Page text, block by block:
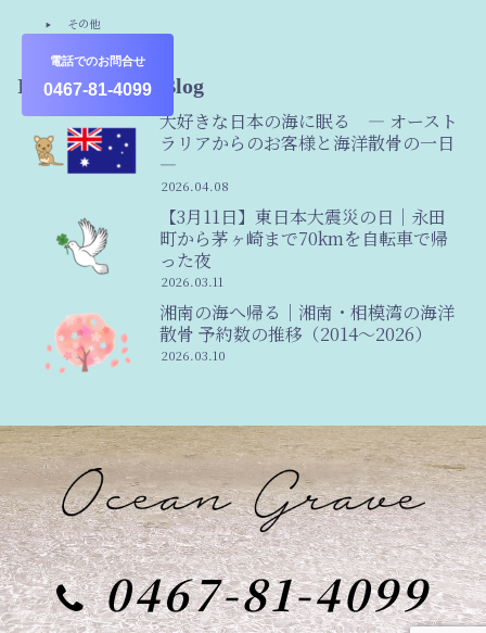
電話でのお問合せ
0467-81-4099
その他
Information & Blog
大好きな日本の海に眠る ― オースト
ラリアからのお客様と海洋散骨の一日
―
2026.04.08
【3月11日】東日本大震災の日｜永田
町から茅ヶ崎まで70kmを自転車で帰
った夜
2026.03.11
湘南の海へ帰る｜湘南・相模湾の海洋
散骨 予約数の推移（2014〜2026）
2026.03.10
0467-81-4099